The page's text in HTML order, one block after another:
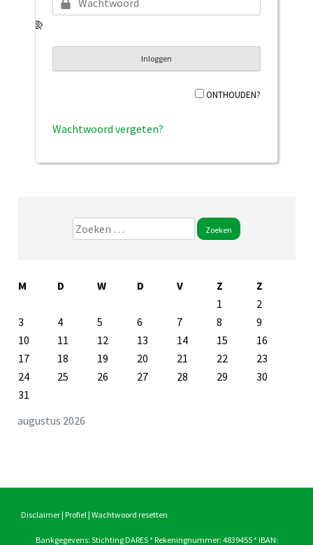
ONTHOUDEN?
Wachtwoord vergeten?
Zoeken
naar:
augustus 2026
M D W D V Z
Z
1
2
3
4 5 6 7 8
9
10
11 12 13 14 15
16
17
18 19 20 21 22
23
24
25 26 27 28 29
30
31
Disclaimer| Profiel | Wachtwoord resetten
Bankgegevens: Stichting DARES * Rekeningnummer: 4839455 * IBAN: